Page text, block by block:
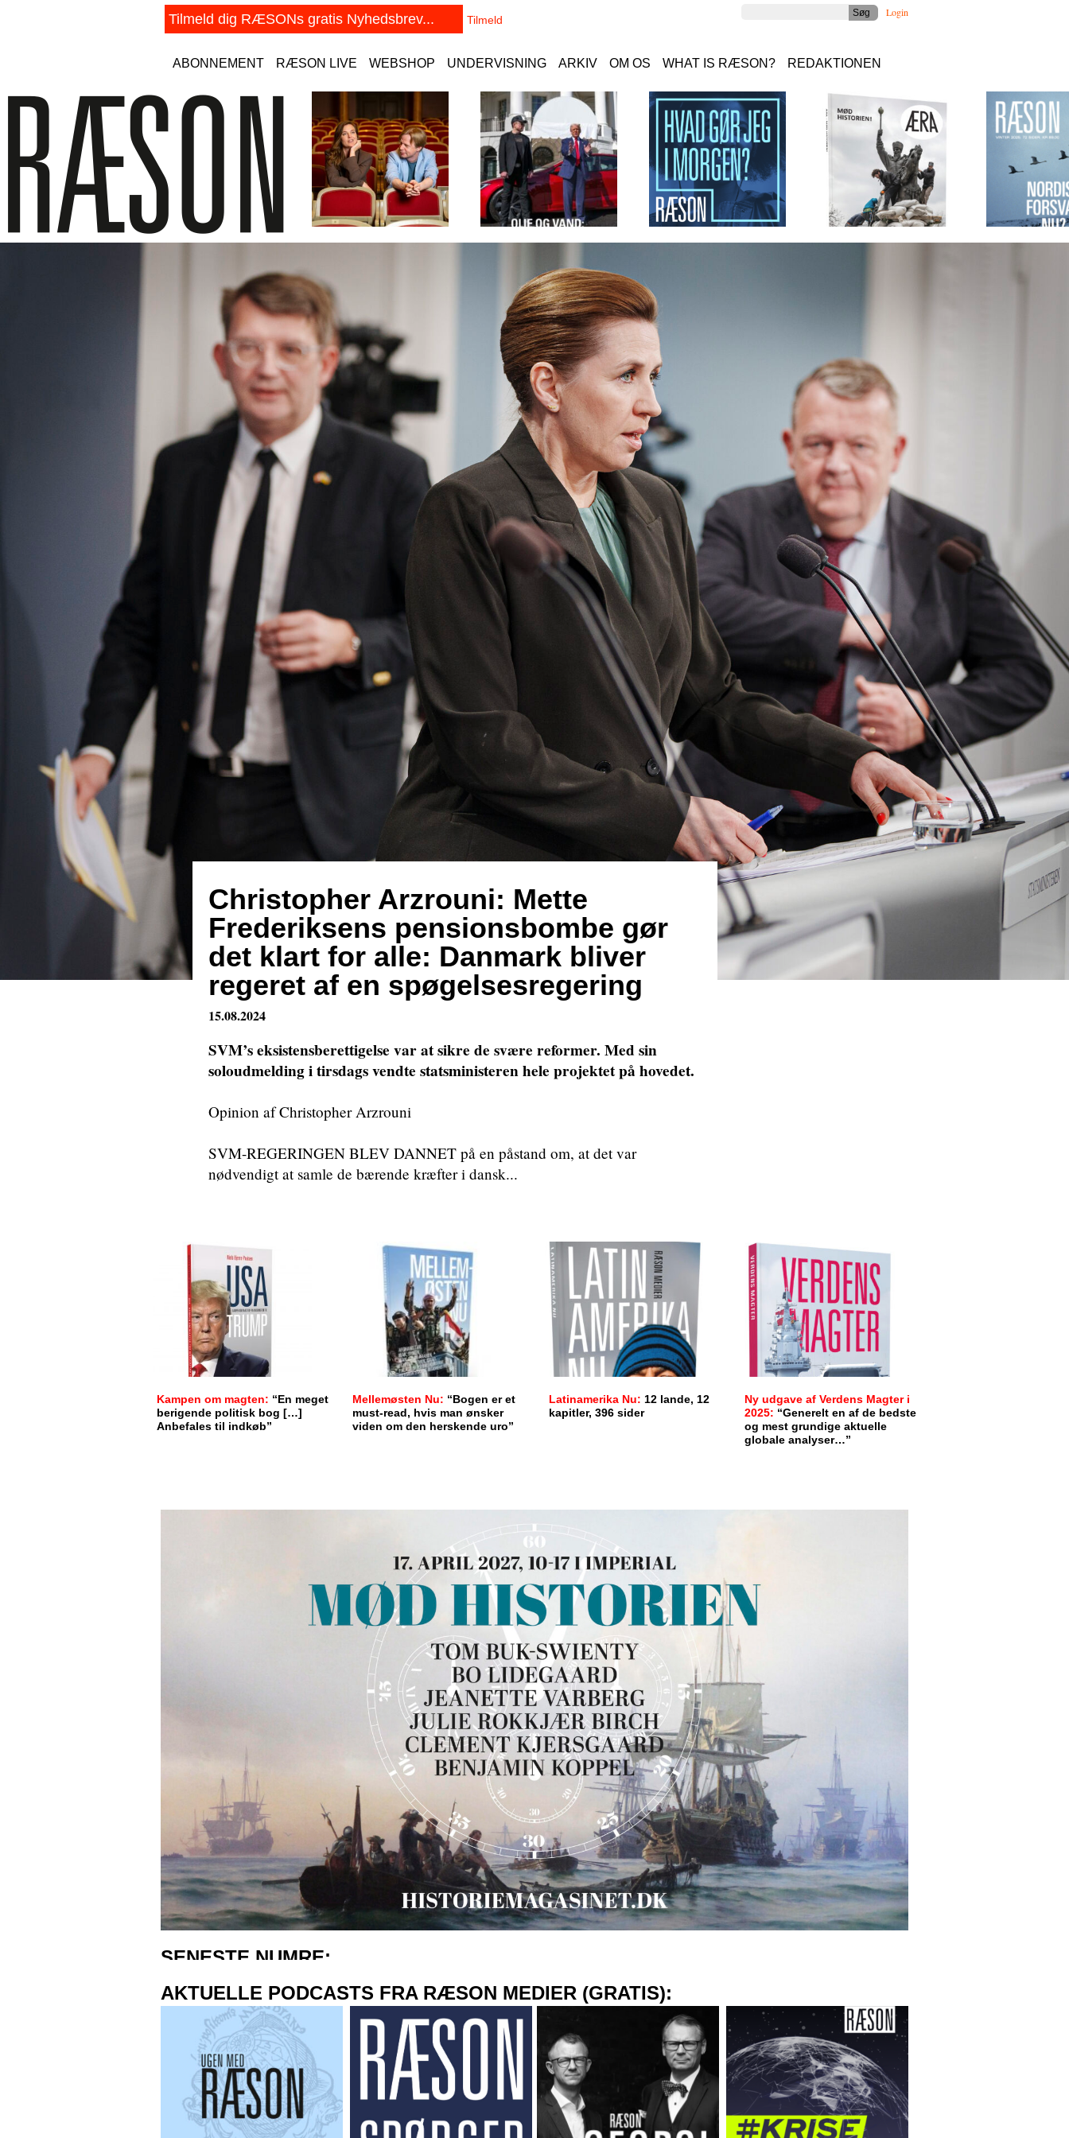
Login
ABONNEMENT RÆSON LIVE WEBSHOP UNDERVISNING ARKIV OM OS WHAT IS RÆSON? REDAKTIONEN
Christopher Arzrouni: Mette
Frederiksens pensionsbombe gør
det klart for alle: Danmark bliver
regeret af en spøgelsesregering
15.08.2024
SVM’s eksistensberettigelse var at sikre de svære reformer. Med sin
soloudmelding i tirsdags vendte statsministeren hele projektet på hovedet.
Opinion af Christopher Arzrouni
SVM-REGERINGEN BLEV DANNET på en påstand om, at det var
nødvendigt at samle de bærende kræfter i dansk...
Kampen om magten: “En meget
berigende politisk bog […]
Anbefales til indkøb”
Mellemøsten Nu: “Bogen er et
must-read, hvis man ønsker
viden om den herskende uro”
Latinamerika Nu: 12 lande, 12
kapitler, 396 sider
Ny udgave af Verdens Magter i
2025: “Generelt en af de bedste
og mest grundige aktuelle
globale analyser…”